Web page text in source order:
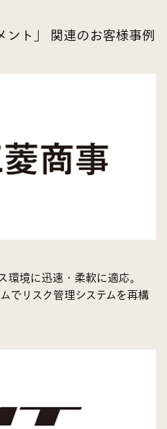
ント」 関連のお客様事例
環境に迅速・柔軟に適応。
でリスク管理システムを再構